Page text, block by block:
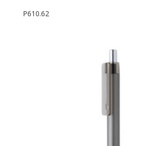
P610.62